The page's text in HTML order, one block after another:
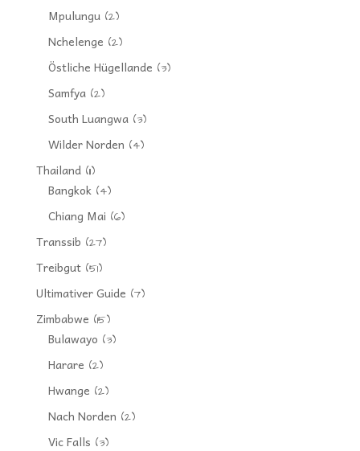
Mpulungu(2)
Nchelenge (2)
Östliche Hügellande (3)
Samfya(2)
South Luangwa(3)
Wilder Norden (4)
Thailand(11)
Bangkok(4)
Chiang Mai (6)
Transsib (27)
Treibgut(51)
Ultimativer Guide (7)
Zimbabwe (15)
Bulawayo (3)
Harare (2)
Hwange (2)
Nach Norden (2)
Vic Falls (3)